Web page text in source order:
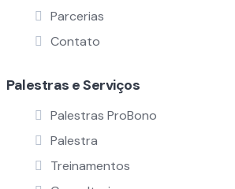
Parcerias
Contato
Palestras e Serviços
Palestras ProBono
Palestra
Treinamentos